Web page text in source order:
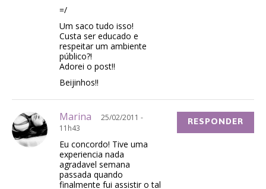
=/
Um saco tudo isso!
Custa ser educado e
respeitar um ambiente
público?!
Adorei o post!!
Beijinhos!!
Marina
25/02/2011 -
11h43
Eu concordo! Tive uma
experiencia nada
agradavel semana
passada quando
finalmente fui assistir o tal
RESPONDER